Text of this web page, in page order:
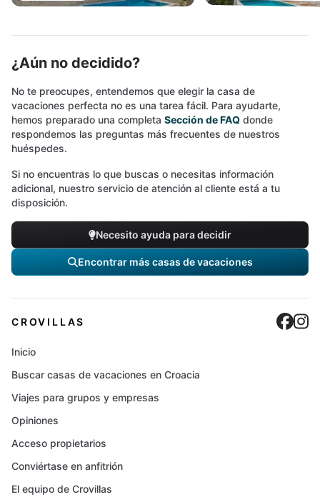
¿Aún no decidido?
No te preocupes, entendemos que elegir la casa de
vacaciones perfecta no es una tarea fácil. Para ayudarte,
hemos preparado una completa Sección de FAQ donde
respondemos las preguntas más frecuentes de nuestros
huéspedes.
Si no encuentras lo que buscas o necesitas información
adicional, nuestro servicio de atención al cliente está a tu
disposición.
Necesito ayuda para decidir
Encontrar más casas de vacaciones
CROVILLAS
Inicio
Buscar casas de vacaciones en Croacia
Viajes para grupos y empresas
Opiniones
Acceso propietarios
Conviértase en anfitrión
El equipo de Crovillas